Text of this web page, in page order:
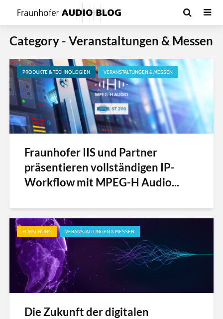
Category - Veranstaltungen & Messen
PRODUKTE & TECHNOLOGIEN VERANSTALTUNGEN & MESSEN
Fraunhofer IIS und Partner
präsentieren vollständigen IP-
Workflow mit MPEG-H Audio...
FORSCHUNG VERANSTALTUNGEN & MESSEN
Die Zukunft der digitalen